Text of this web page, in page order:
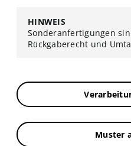
HINWEIS
Sonderanfertigungen
Rückgaberecht und
Muster